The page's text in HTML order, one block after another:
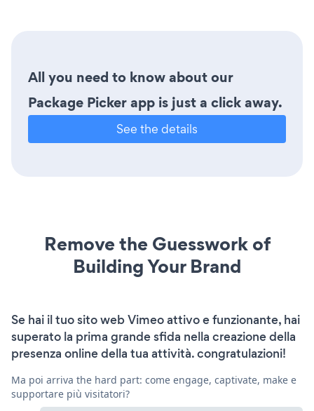
All you need to know about our
Package Picker app is just a click away.
See the details
Remove the Guesswork of
Building Your Brand
Se hai il tuo sito web Vimeo attivo e funzionante, hai
superato la prima grande sfida nella creazione della
presenza online della tua attività. congratulazioni!
Ma poi arriva the hard part: come engage, captivate, make e
supportare più visitatori?